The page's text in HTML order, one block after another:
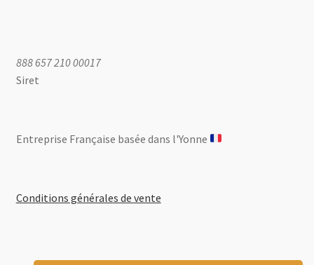
888 657 210 00017
Siret
Entreprise Française basée dans l'Yonne ​
Conditions générales de vente